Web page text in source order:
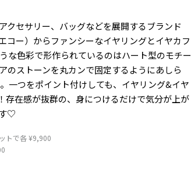
クセサリー、バッグなどを展開するブランド
コー）からファンシーなイヤリングとイヤカフ
な色彩で形作られているのはハート型のモチー
のストーンを丸カンで固定するようにあしら
一つをポイント付けしても、 イヤリング&イヤ
存在感が抜群の、身につけるだけで気分が上が
♡
トで各 ¥9,900